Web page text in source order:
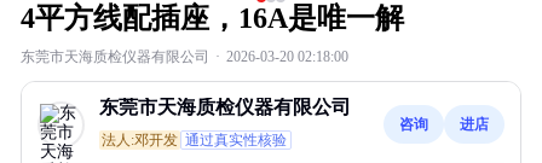
4平方线配插座，16A是唯一解
东莞市天海质检仪器有限公司 · 2026-03-20 02:18:00
东莞市天海质检仪器有限公司
法人:邓开发 通过真实性核验
咨询 进店